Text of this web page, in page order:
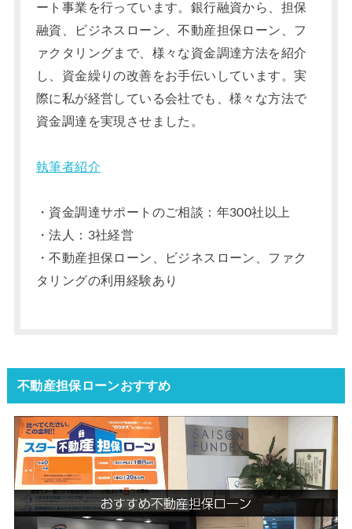
ート事業を行っています。銀行融資から、担保
融資、ビジネスローン、不動産担保ローン、フ
ァクタリングまで、様々な資金調達方法を紹介
し、資金繰りの改善をお手伝いしています。実
際に私が経営している会社でも、様々な方法で
資金調達を実現させました。
執筆者紹介
・資金調達サポートのご相談：年300社以上
・法人：3社経営
・不動産担保ローン、ビジネスローン、ファク
タリングの利用経験あり
不動産担保ローンおすすめ